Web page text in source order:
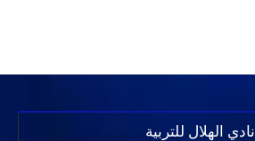
نادي الهلال للتربية